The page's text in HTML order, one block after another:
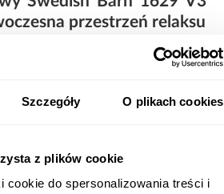
Szczegóły O plikach cookies
z plików cookie
cookie do spersonalizowania treści i
przestrzeń relaksu
Barn 1629 naturalny V3 to idealny
szukają jasnej, otwartej i nowoczesnej
o produkcie